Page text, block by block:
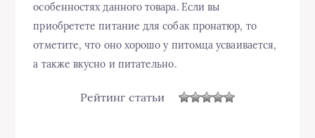
особенностях данного товара. Если вы
приобретете питание для собак пронатюр, то
отметите, что оно хорошо у питомца усваивается,
а также вкусно и питательно.
Рейтинг статьи